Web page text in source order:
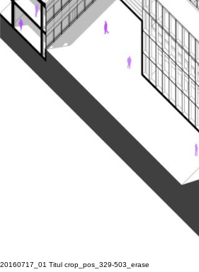
20160717_01 Titul crop_pos_329-503_erase